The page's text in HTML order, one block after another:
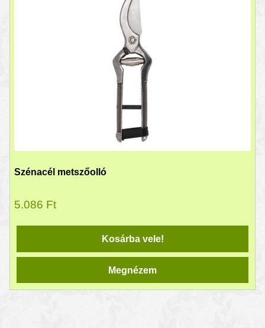
Szénacél metszőolló
5.086 Ft
Kosárba vele!
Megnézem